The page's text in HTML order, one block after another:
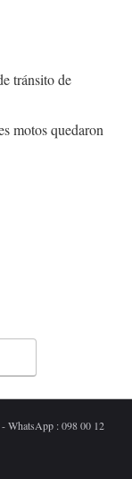
tránsito de
motos quedaron
WhatsApp : 098 00 12